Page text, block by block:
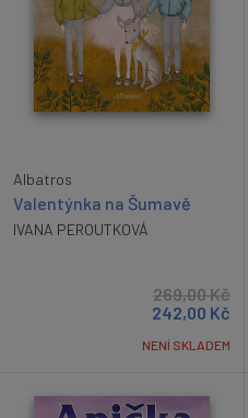
Albatros
Valentýnka na Šumavě
IVANA PEROUTKOVÁ
269,00Kč
242,00 Kč
NENÍ SKLADEM